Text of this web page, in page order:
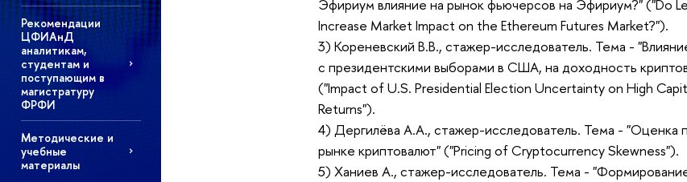
Рекомендации
ЦФИАнД
аналитикам,
студентам и
поступающим в
магистратуру
ФРФИ
Методические и
учебные
материалы
Эфириум влияние на рынок фьючерсов на Эфириум?" ("Do
Increase Market Impact on the Ethereum Futures Market?").
3) Кореневский В.В., стажер-исследователь. Тема -
с президентскими выборами в США, на доходность
("Impact of U.S. Presidential Election Uncertainty on High
Returns").
4) Дергилёва А.А., стажер-исследователь. Тема - "Оценка
рынке криптовалют" ("Pricing of Cryptocurrency Skewness").
5) Ханиев А., стажер-исследователь. Тема -